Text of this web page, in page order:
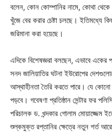
বলেন, কোন কোম্পানির নামে, কোথা
খুঁজে বের করার চেষ্টা চলছে। ইতিমধ্যে
জরিমানা করা হয়েছে।
এদিকে বিশেষজ্ঞরা বলছেন, এভাবে একের
সনদ জালিয়াতির ঘটনা ইউরোপের
আস্থাহীনতা তৈরি করতে পারে। যে কোনো
পড়বে। গবেষণা প্রতিষ্ঠান সেন্টার ফর
পরিচালক ড. খন্দকার গোলাম মোয়াজ্জেম
শুল্কমুক্ত রপ্তানির ক্ষেত্রে নতুন শর্ত